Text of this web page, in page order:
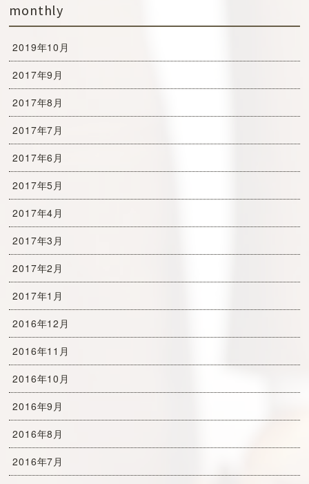
monthly
2019年10月
2017年9月
2017年8月
2017年7月
2017年6月
2017年5月
2017年4月
2017年3月
2017年2月
2017年1月
2016年12月
2016年11月
2016年10月
2016年9月
2016年8月
2016年7月